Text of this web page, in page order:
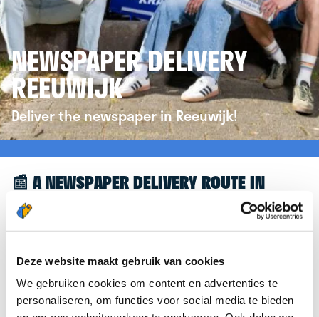
Deze website maakt gebruik van cookies
We gebruiken cookies om content en advertenties te
personaliseren, om functies voor social media te bieden
NEWSPAPER DELIVERY
REEUWIJK
Deliver the newspaper in Reeuwijk!
📰 A NEWSPAPER DELIVERY ROUTE IN
REEUWIJK
Great to see you're interested in a newspaper
we’d like to refer you to thekrantenbezorgen.nl
website. There, you can easily sign up to deliver
newspapers in Reeuwijk.